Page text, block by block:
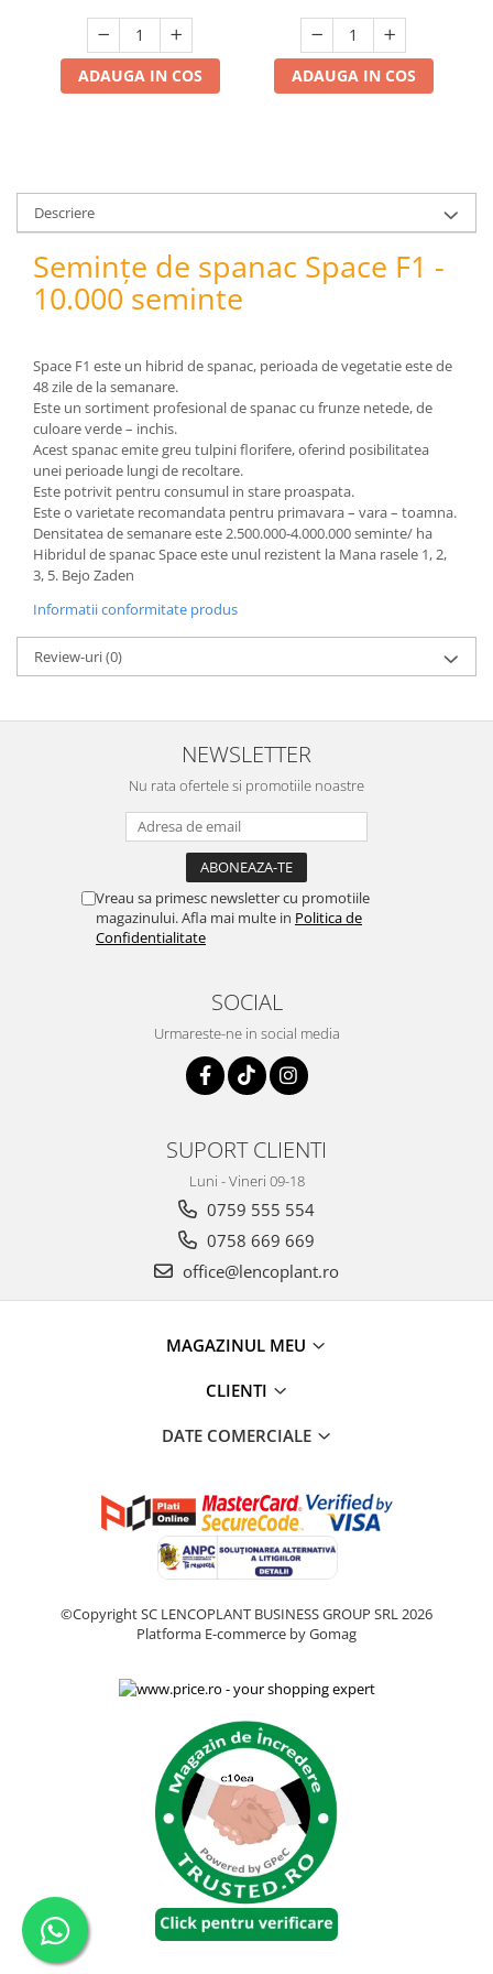
Cricuri pneumatice
Prese Hidraulice
Prese de rulmenti hidraulice
Role Prelungitoare
Polizoare unghiulare
Echipamente auto
Unelte de mana
Podele hidraulice & Presa de banc
& Truse reparatii caroserie
Cabluri si incarcatoare acumulator
Echipamente de ridicat
Chinga ancorare
Depozitare si organizare
Freza de zapada
Echipamente de curatenie
ADAUGA IN COS ADAUGA IN COS
Descriere
Semințe de spanac Space F1 -
10.000 seminte
Space F1 este un hibrid de spanac, perioada de vegetatie este de
48 zile de la semanare.
Este un sortiment profesional de spanac cu frunze netede, de
culoare verde – inchis.
Acest spanac emite greu tulpini florifere, oferind posibilitatea
unei perioade lungi de recoltare.
Este potrivit pentru consumul in stare proaspata.
Este o varietate recomandata pentru primavara – vara – toamna.
Densitatea de semanare este 2.500.000-4.000.000 seminte/ ha
Hibridul de spanac Space este unul rezistent la Mana rasele 1, 2,
3, 5. Bejo Zaden
Informatii conformitate produs
Review-uri(0)
NEWSLETTER
Nu rata ofertele si promotiile noastre
Vreau sa primesc newsletter cu promotiile
magazinului. Afla mai multe in Politica de
Confidentialitate
SOCIAL
Urmareste-ne in social media
SUPORT CLIENTI
Luni - Vineri 09-18
0759 555 554
0758 669 669
office@lencoplant.ro
MAGAZINUL MEU
CLIENTI
DATE COMERCIALE
©Copyright SC LENCOPLANT BUSINESS GROUP SRL 2026
Platforma E-commerce by Gomag